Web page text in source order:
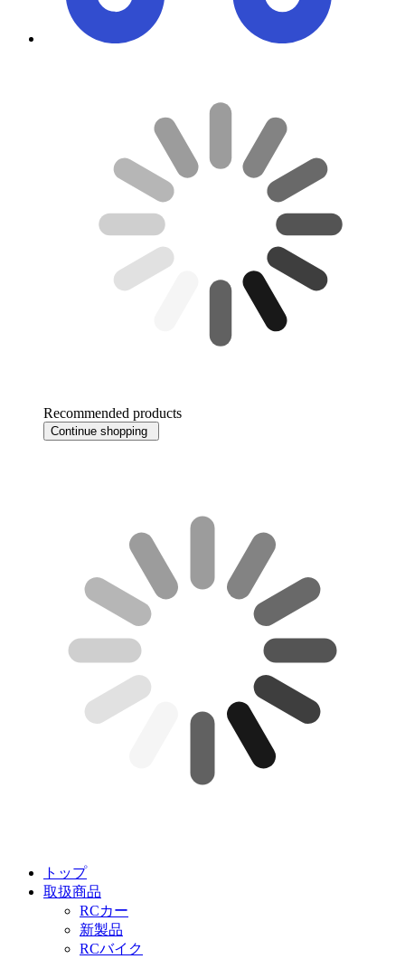
Recommended products
Continue shopping
トップ
取扱商品
RCカー
新製品
RCバイク